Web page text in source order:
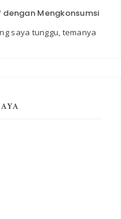
dengan Mengkonsumsi
saya tunggu, temanya